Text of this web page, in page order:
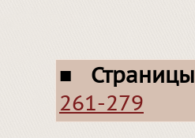
■ Страницы
261-279